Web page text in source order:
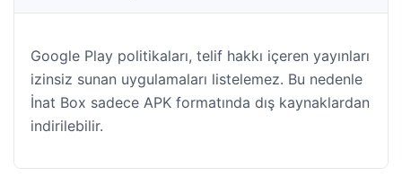
Google Play politikaları, telif hakkı içeren yayınları
izinsiz sunan uygulamaları listelemez. Bu nedenle
İnat Box sadece APK formatında dış kaynaklardan
indirilebilir.